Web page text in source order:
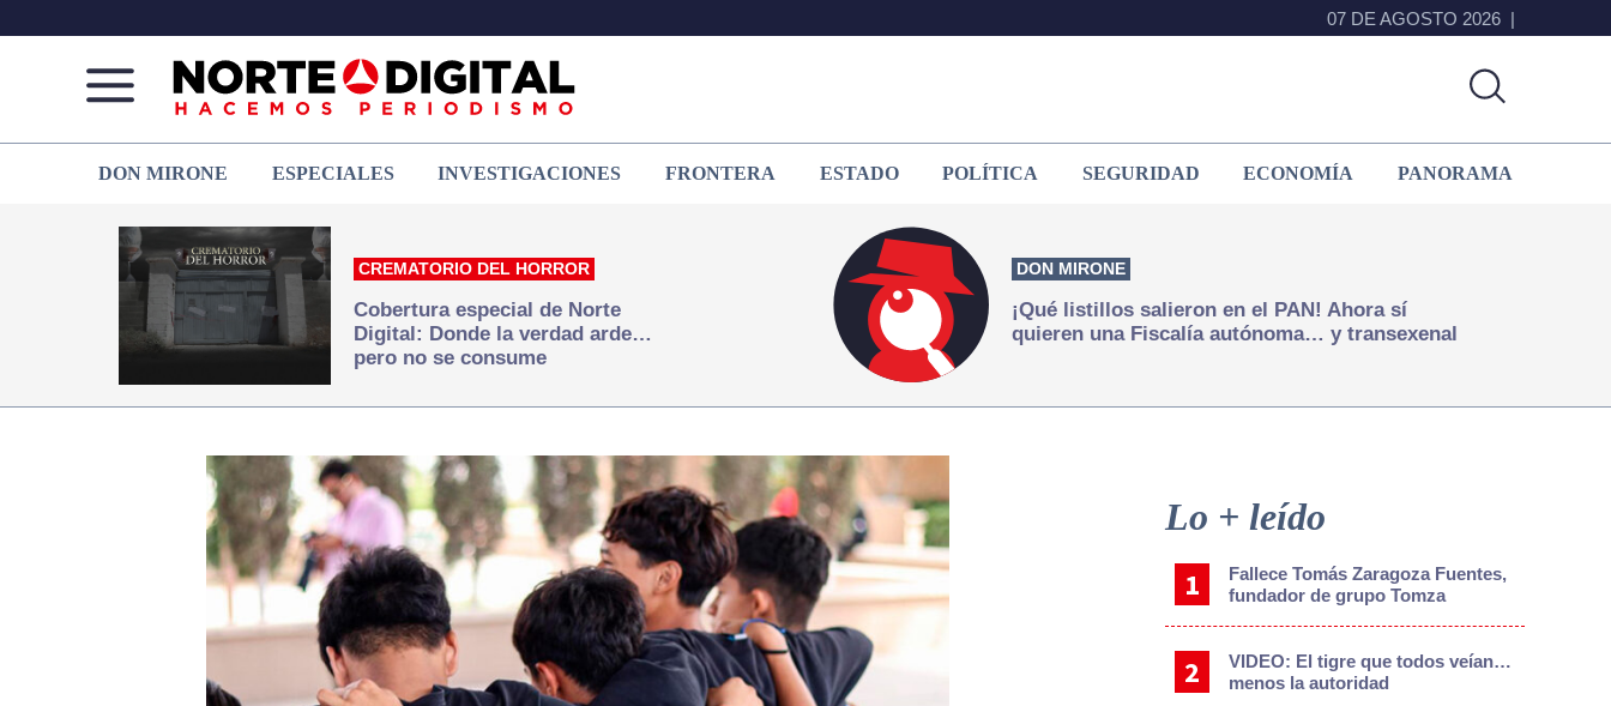
07 DE AGOSTO 2026
de
Juárez
que
hacemos periodismo
DON MIRONE ESPECIALES INVESTIGACIONES FRONTERA ESTADO POLÍTICA SEGURIDAD ECONOMÍA PANORAMA
CREMATORIO DEL HORROR
Cobertura especial de Norte
Digital: Donde la verdad arde…
pero no se consume
DON MIRONE
¡Qué listillos salieron en el PAN! Ahora sí
quieren una Fiscalía autónoma… y transexenal
Sidebar
Lo + leído
Fallece Tomás Zaragoza Fuentes,
fundador de grupo Tomza
VIDEO: El tigre que todos veían…
menos la autoridad